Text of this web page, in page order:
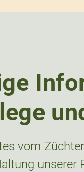
vom
unserer